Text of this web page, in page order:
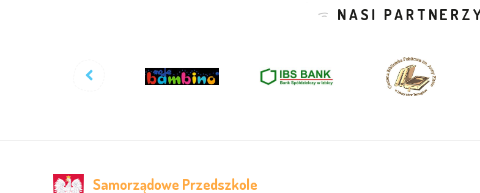
NASI
Samorządowe Przedszkole